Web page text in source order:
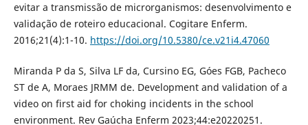
evitar a transmissão de microrganismos: desenvolvimento e
validação de roteiro educacional. Cogitare Enferm.
2016;21(4):1-10. https://doi.org/10.5380/ce.v21i4.47060
Miranda P da S, Silva LF da, Cursino EG, Góes FGB, Pacheco
ST de A, Moraes JRMM de. Development and validation of a
video on first aid for choking incidents in the school
environment. Rev Gaúcha Enferm 2023;44:e20220251.